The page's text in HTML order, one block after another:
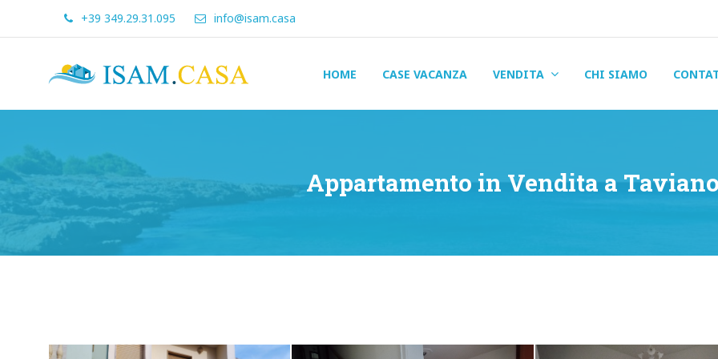
+39 349.29.31.095 info@isam.casa
ISAM.CASA
Dove
HOME CASE VACANZA VENDITA CHI SIAMO
Appartamento in Vendita a